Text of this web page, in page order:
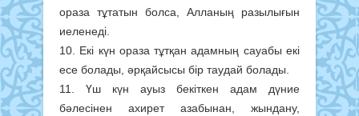
ораза тұтатын болса, Алланың разылығын
иеленеді.
10. Екі күн ораза тұтқан адамның сауабы екі
есе болады, әрқайсысы бір таудай болады.
11. Үш күн ауыз бекіткен адам дүние
бәлесінен ахирет азабынан, жындану,